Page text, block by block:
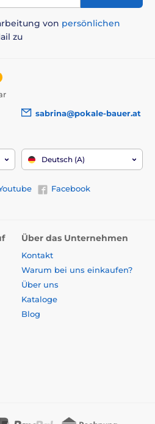
von persönlichen
zu
sabrina@pokale-bauer.at
Deutsch (A)
Facebook
Über das Unternehmen
Kontakt
Warum bei uns einkaufen?
Über uns
Kataloge
Blog